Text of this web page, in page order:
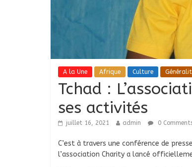
A la Une Afrique Culture
Tchad :
ses activités
juillet 16, 2021 admin 0
C’est à travers une conférence de
l’association Charity a lancé